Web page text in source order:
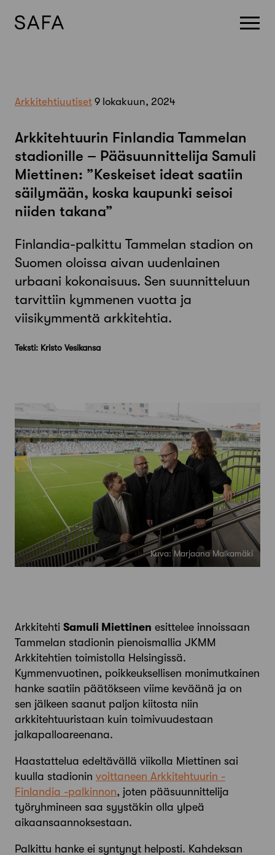
Arkkitehtiuutiset 9 lokakuun, 2024
Arkkitehtuurin Finlandia Tammelan
stadionille – Pääsuunnittelija Samuli
Miettinen: ”Keskeiset ideat saatiin
säilymään, koska kaupunki seisoi
niiden takana”
Finlandia-palkittu Tammelan stadion on
Suomen oloissa aivan uudenlainen
urbaani kokonaisuus. Sen suunnitteluun
tarvittiin kymmenen vuotta ja
viisikymmentä arkkitehtia.
Teksti: Kristo Vesikansa
Kuva: Marjaana Malkamäki
Arkkitehti Samuli Miettinen esittelee innoissaan
Tammelan stadionin pienoismallia JKMM
Arkkitehtien toimistolla Helsingissä.
Kymmenvuotinen, poikkeuksellisen monimutkainen
hanke saatiin päätökseen viime keväänä ja on
sen jälkeen saanut paljon kiitosta niin
arkkitehtuuristaan kuin toimivuudestaan
jalkapalloareenana.
Haastattelua edeltävällä viikolla Miettinen sai
kuulla stadionin voittaneen Arkkitehtuurin ­
Finlandia -palkinnon, joten pääsuunnittelija
työryhmineen saa syystäkin olla ylpeä
aikaansaannoksestaan.
Palkittu hanke ei syntynyt helposti. Kahdeksan